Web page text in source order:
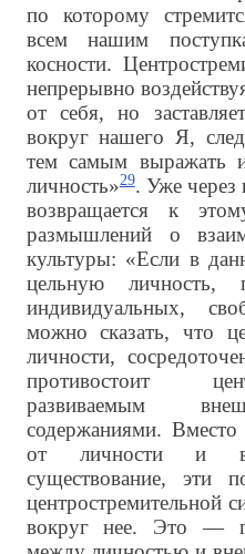
по которому
всем нашим
косности.
непрерывно
от себя, но
вокруг нашего Я,
тем самым выражать
личность»29. Уже через
возвращается к
размышлений о
культуры: «Если в
цельную
индивидуальных,
можно сказать, что
личности,
противостоит
развиваемым
содержаниями.
от личности и
существование, эти
центростремительной
вокруг нее. Это —